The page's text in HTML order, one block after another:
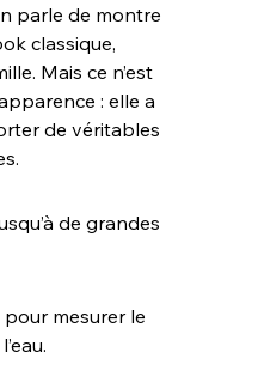
parle de montre
classique,
Mais ce n’est
: elle a
de véritables
de grandes
mesurer le